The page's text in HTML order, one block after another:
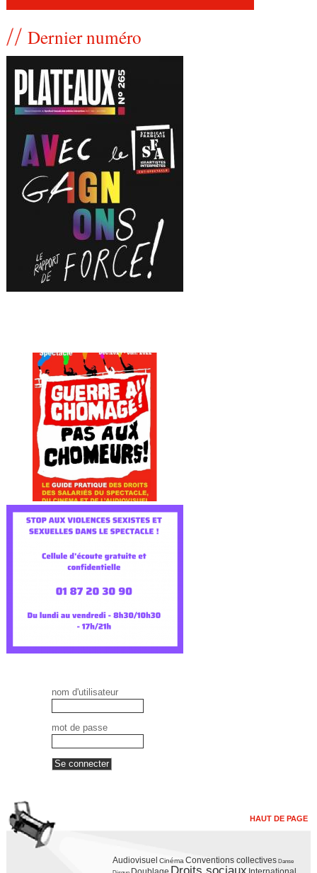
Dernier numéro
nom d'utilisateur
mot de passe
HAUT DE PAGE
Audiovisuel Cinéma Conventions collectives Danse